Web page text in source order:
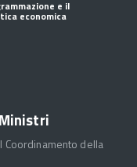
e il
economica
Coordinamento della